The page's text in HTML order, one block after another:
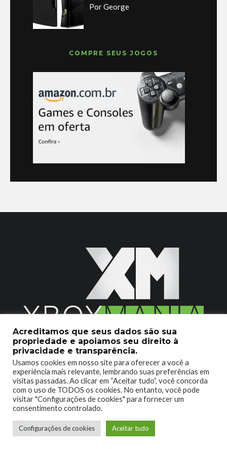
Por George
COMPRE SEUS JOGOS
2020 © Xboxmania. Todos os Direitos Reservados.
SOBRE O XBOX MANIA CONTATO
ENCONTROU UM PROBLEMA?
Acreditamos que seus dados são sua
propriedade e apoiamos seu direito à
privacidade e transparência.
Usamos cookies em nosso site para oferecer a você a
experiência mais relevante, lembrando suas preferências em
visitas passadas. Ao clicar em “Aceitar tudo”, você concorda
com o uso de TODOS os cookies. No entanto, você pode
visitar "Configurações de cookies" para fornecer um
consentimento controlado.
Configurações de cookies Aceitar tudo